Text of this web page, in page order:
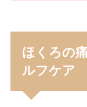
ほくろの
ルフケア